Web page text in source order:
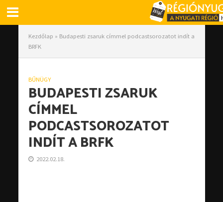
Kezdőlap » Budapesti zsaruk címmel podcastsorozatot indít a
BRFK
BŰNÜGY
BUDAPESTI ZSARUK
CÍMMEL
PODCASTSOROZATOT
INDÍT A BRFK
2022.02.18.